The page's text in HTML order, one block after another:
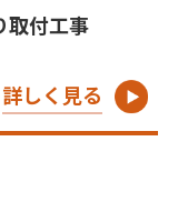
取付工事
詳しく見る